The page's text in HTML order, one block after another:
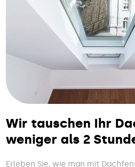
Wir tauschen Ihr
weniger als 2
Erleben Sie, wie man mit